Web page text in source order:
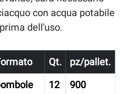
con acqua potabile
dell'uso.
Qt.
pz/pallet.
12 900